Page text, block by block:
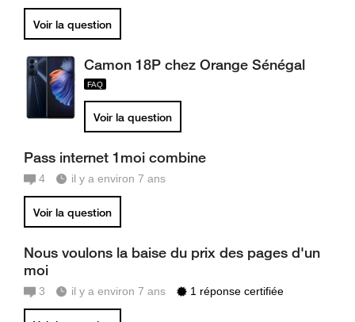
Voir la question
Camon 18P chez Orange Sénégal
Voir la question
Pass internet 1moi combine
4 il y a environ 7 ans
Voir la question
Nous voulons la baise du prix des pages d'un
moi
3 il y a environ 7 ans 1 réponse certifiée